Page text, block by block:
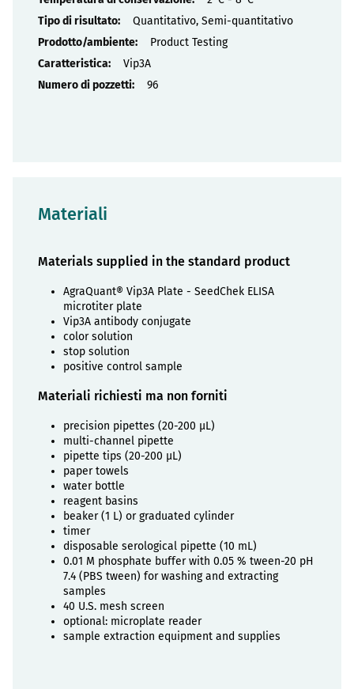
Quantitativo, Semi-quantitativo
Product Testing
Vip3A
96
Materiali
Materials supplied in the standard product
AgraQuant® Vip3A Plate - SeedChek ELISA
microtiter plate
Vip3A antibody conjugate
color solution
stop solution
positive control sample
Materiali richiesti ma non forniti
precision pipettes (20-200 µL)
multi-channel pipette
pipette tips (20-200 µL)
paper towels
water bottle
reagent basins
beaker (1 L) or graduated cylinder
timer
disposable serological pipette (10 mL)
0.01 M phosphate buffer with 0.05 % tween-20 pH
7.4 (PBS tween) for washing and extracting
samples
40 U.S. mesh screen
optional: microplate reader
sample extraction equipment and supplies